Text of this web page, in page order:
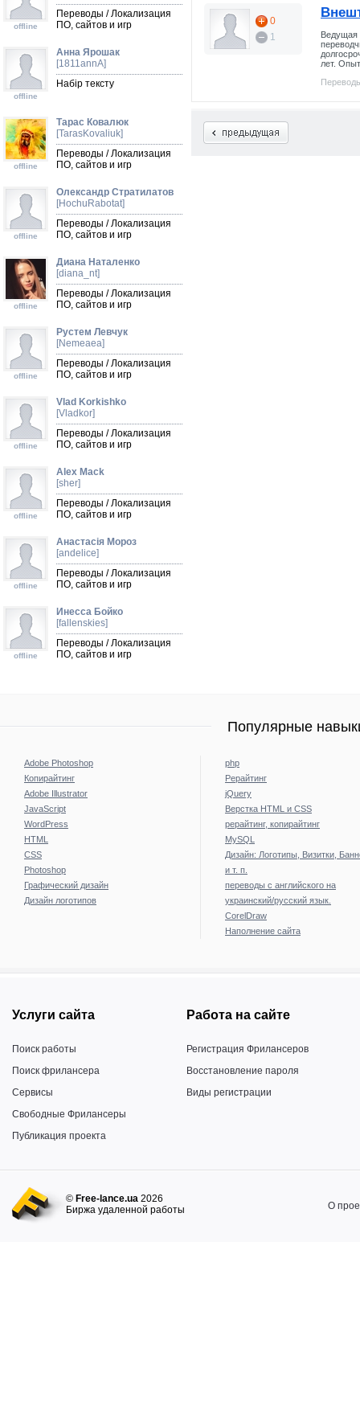
offline
Переводы / Локализация
ПО, сайтов и игр
offline
Анна Ярошак
[1811annA]
Набір тексту
offline
Тарас Ковалюк
[TarasKovaliuk]
Переводы / Локализация
ПО, сайтов и игр
offline
Олександр Стратилатов
[HochuRabotat]
Переводы / Локализация
ПО, сайтов и игр
offline
Диана Наталенко
[diana_nt]
Переводы / Локализация
ПО, сайтов и игр
offline
Рустем Левчук
[Nemeaea]
Переводы / Локализация
ПО, сайтов и игр
offline
Vlad Korkishko
[Vladkor]
Переводы / Локализация
ПО, сайтов и игр
offline
Alex Mack
[sher]
Переводы / Локализация
ПО, сайтов и игр
offline
Анастасія Мороз
[andelice]
Переводы / Локализация
ПО, сайтов и игр
offline
Инесса Бойко
[fallenskies]
Переводы / Локализация
ПО, сайтов и игр
0
1
Ведущая
лет.
Популярные
Adobe Photoshop
Копирайтинг
Adobe Illustrator
JavaScript
WordPress
HTML
CSS
Photoshop
Графический дизайн
Дизайн логотипов
php
Рерайтинг
jQuery
Верстка HTML и CSS
рерайтинг, копирайтинг
MySQL
Дизайн: Логотипы, Визитки,
и т. п.
переводы с английского на
украинский/русский язык.
CorelDraw
Наполнение сайта
Услуги сайта
Поиск работы
Поиск фрилансера
Сервисы
Свободные Фрилансеры
Публикация проекта
Работа на сайте
Регистрация Фрилансеров
Восстановление пароля
Виды регистрации
© Free-lance.ua 2026
Биржа удаленной работы
О